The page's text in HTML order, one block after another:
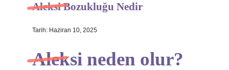
Hakkımızda
Aleksi Bozukluğu Nedir
Tarih: Haziran 10, 2025
Aleksi neden olur?